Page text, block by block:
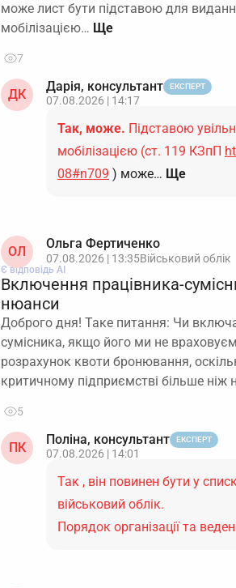
може лист бути підставою для
мобілізацією…
7
ДК
Дарія, консультант ЕКСПЕРТ
07.08.2026 | 14:17
Так, може. Підставою
мобілізацією (ст. 119 КЗпП
08#n709 ) може… Ще
ОЛ
Ольга Фертиченко
07.08.2026 | 13:35Військовий облік
Є відповідь АІ
Включення працівника-
нюанси
Доброго дня! Таке питання: Чи
сумісника, якщо його ми не
розрахунок квоти бронювання,
критичному підприємстві більше
5
ПК
Поліна, консультант ЕКСПЕРТ
07.08.2026 | 14:01
Так , він повинен бути у
військовий облік.
Порядок організації та